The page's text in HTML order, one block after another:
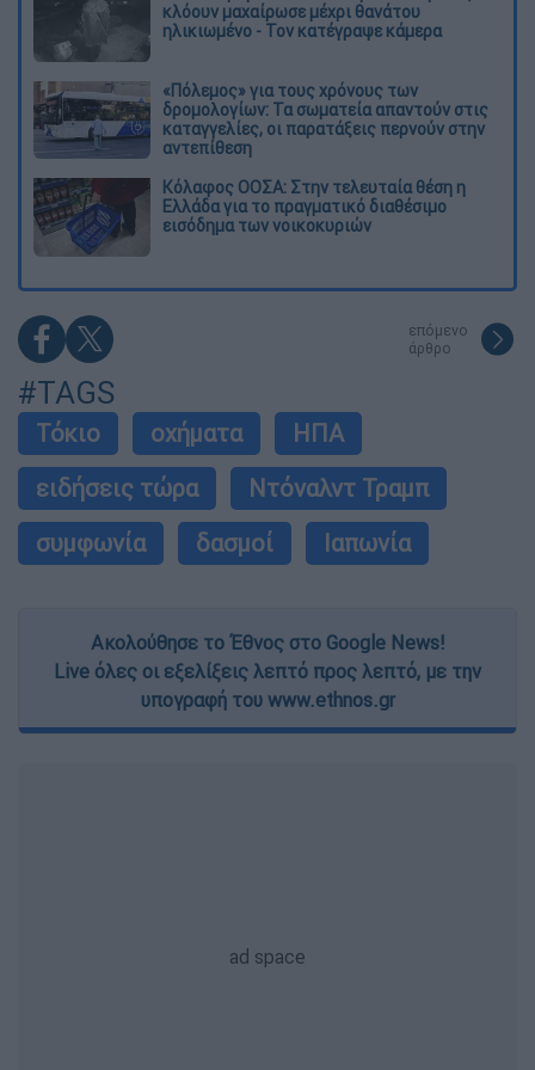
κλόουν μαχαίρωσε μέχρι θανάτου
ηλικιωμένο - Τον κατέγραψε κάμερα
«Πόλεμος» για τους χρόνους των
δρομολογίων: Τα σωματεία απαντούν στις
καταγγελίες, οι παρατάξεις περνούν στην
αντεπίθεση
Κόλαφος ΟΟΣΑ: Στην τελευταία θέση η
Ελλάδα για το πραγματικό διαθέσιμο
εισόδημα των νοικοκυριών
επόμενο
άρθρο
#TAGS
Τόκιο οχήματα
ΗΠΑ
ειδήσεις τώρα
Ντόναλντ Τραμπ
συμφωνία
δασμοί Ιαπωνία
Ακολούθησε το Έθνος στο Google News!
Live όλες οι εξελίξεις λεπτό προς λεπτό, με την
υπογραφή του www.ethnos.gr